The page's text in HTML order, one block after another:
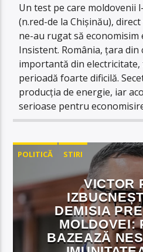
Un test pe care moldovenii
(n.red-de la Chișinău),
ne-au rugat să economisim
Insistent. România, țara
importantă din
perioadă foarte dificilă.
producția de energie, iar
serioase pentru
POLITICĂ STIRI
VICTOR
DEMISIA
MOLDOVEI:
BAZEAZĂ